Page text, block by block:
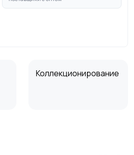
Коллекционирование